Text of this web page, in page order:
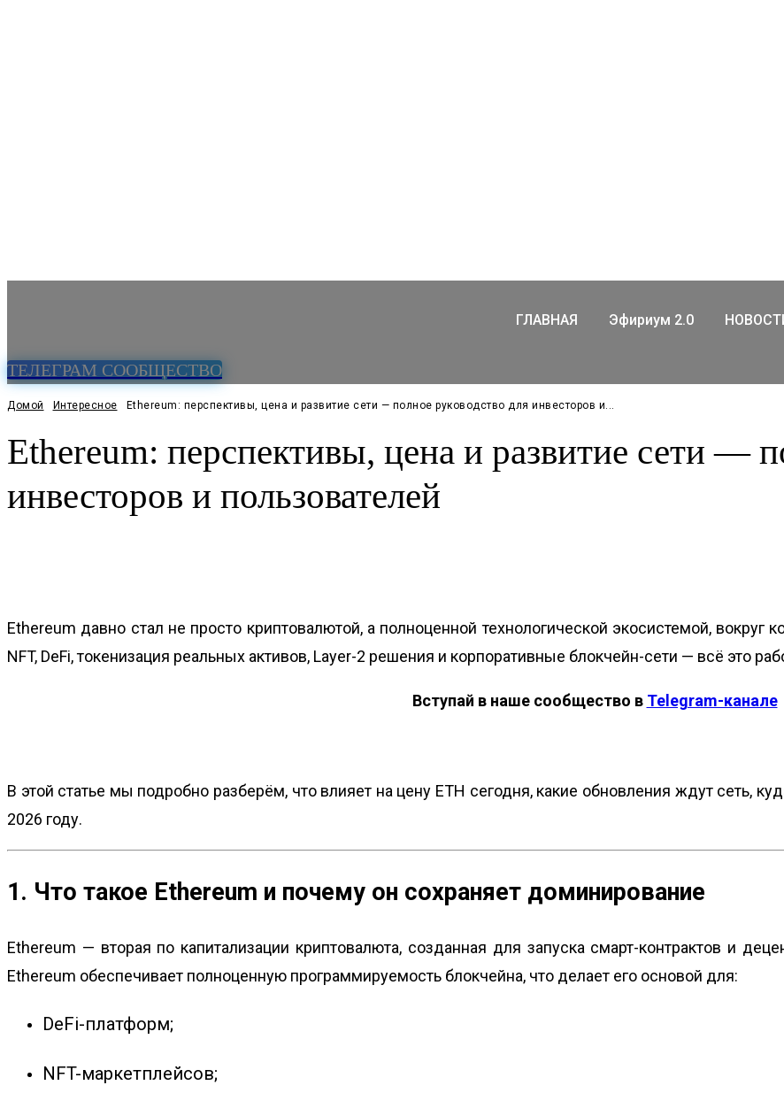
ТЕЛЕГРАМ СООБЩЕСТВО
ГЛАВНАЯ Эфириум 2.0
Домой Интересное Ethereum: перспективы, цена и развитие сети — полное руководство для инвесторов и...
Ethereum: перспективы, цена и развитие сети —
инвесторов и пользователей
Ethereum давно стал не просто криптовалютой, а полноценной технологической экосистемой, вокруг
NFT, DeFi, токенизация реальных активов, Layer-2 решения и корпоративные блокчейн-сети — всё это
Вступай в наше сообщество в Telegram-канале
В этой статье мы подробно разберём, что влияет на цену ETH сегодня, какие обновления ждут сеть,
2026 году.
1. Что такое Ethereum и почему он сохраняет доминирование
Ethereum — вторая по капитализации криптовалюта, созданная для запуска смарт-контрактов и
Ethereum обеспечивает полноценную программируемость блокчейна, что делает его основой для:
DeFi-платформ;
NFT-маркетплейсов;